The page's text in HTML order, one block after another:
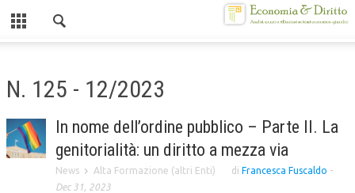
CHI SIAMO
MISSION
CONTATTI
N. 125 - 12/2023
In nome dell’ordine pubblico – Parte II. La
genitorialità: un diritto a mezza via
News Alta Formazione (altri Enti) di Francesca Fuscaldo -
Dec 31, 2023